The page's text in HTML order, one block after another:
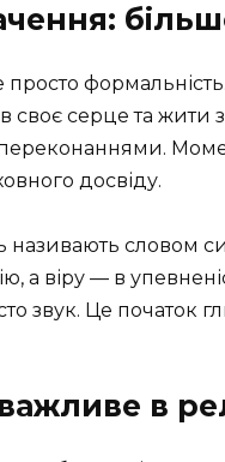
своє серце та жити
досвіду.
словом
а віру — в
звук. Це початок
в